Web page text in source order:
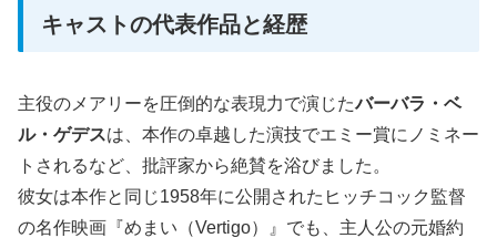
キャストの代表作品と経歴
主役のメアリーを圧倒的な表現力で演じたバーバラ・ベ
ル・ゲデスは、本作の卓越した演技でエミー賞にノミネー
トされるなど、批評家から絶賛を浴びました。
彼女は本作と同じ1958年に公開されたヒッチコック監督
の名作映画『めまい（Vertigo）』でも、主人公の元婚約